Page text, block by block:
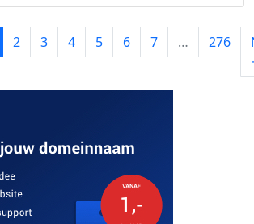
(current)
2 3 4 5 6 7 … 276